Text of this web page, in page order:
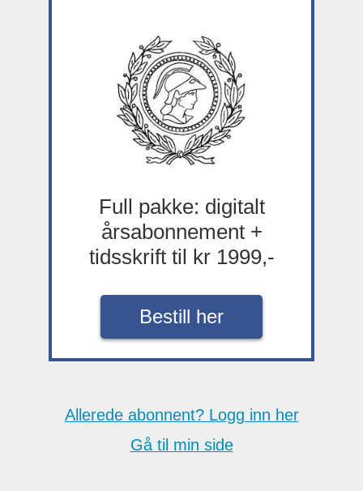
Full pakke: digitalt
årsabonnement +
tidsskrift til kr 1999,-
Bestill her
Allerede abonnent? Logg inn her
Gå til min side